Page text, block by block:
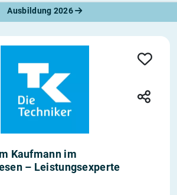
Ausbildung 2026
Kaufmann im
– Leistungsexperte